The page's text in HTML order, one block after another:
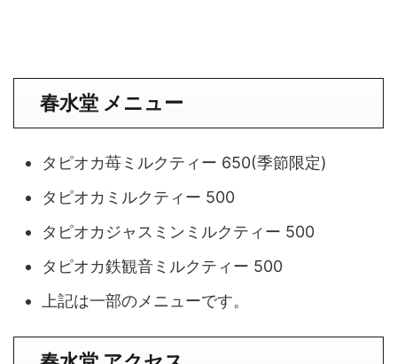
春水堂 メニュー
タピオカ苺ミルクティー 650(季節限定)
タピオカミルクティー 500
タピオカジャスミンミルクティー 500
タピオカ鉄観音ミルクティー 500
上記は一部のメニューです。